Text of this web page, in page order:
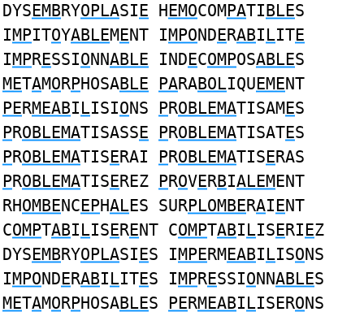
DYSEMBRYOPLASIE HEMOCOMPATIBLES
IMPITOYABLEMENT IMPONDERABILITE
IMPRESSIONNABLE INDECOMPOSABLES
METAMORPHOSABLE PARABOLIQUEMENT
PERMEABILISIONS PROBLEMATISAMES
PROBLEMATISASSE PROBLEMATISATES
PROBLEMATISERAI PROBLEMATISERAS
PROBLEMATISEREZ PROVERBIALEMENT
RHOMBENCEPHALES SURPLOMBERAIENT
COMPTABILISERENT COMPTABILISERIEZ
DYSEMBRYOPLASIES IMPERMEABILISONS
IMPONDERABILITES IMPRESSIONNABLES
METAMORPHOSABLES PERMEABILISERONS